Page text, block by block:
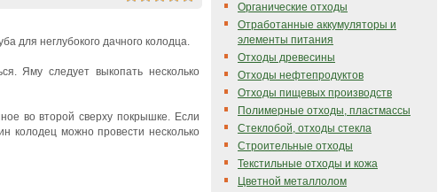
для неглубокого дачного колодца.
Яму следует выкопать несколько
во второй сверху покрышке. Если
колодец можно провести несколько
Органические отходы
Отработанные аккумуляторы и
элементы питания
Отходы древесины
Отходы нефтепродуктов
Отходы пищевых производств
Полимерные отходы, пластмассы
Стеклобой, отходы стекла
Строительные отходы
Текстильные отходы и кожа
Цветной металлолом